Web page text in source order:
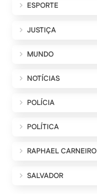
ESPORTE
JUSTIÇA
MUNDO
NOTÍCIAS
POLÍCIA
POLÍTICA
RAPHAEL CARNEIRO
SALVADOR